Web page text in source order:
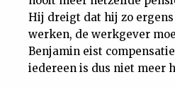
Hij dreigt dat hij zo
werken, de werkgever
Benjamin eist
iedereen is dus niet meer